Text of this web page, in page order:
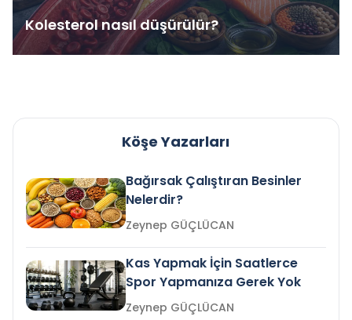
Kolesterol nasıl düşürülür?
Köşe Yazarları
Bağırsak Çalıştıran Besinler
Nelerdir?
Zeynep GÜÇLÜCAN
Kas Yapmak İçin Saatlerce
Spor Yapmanıza Gerek Yok
Zeynep GÜÇLÜCAN